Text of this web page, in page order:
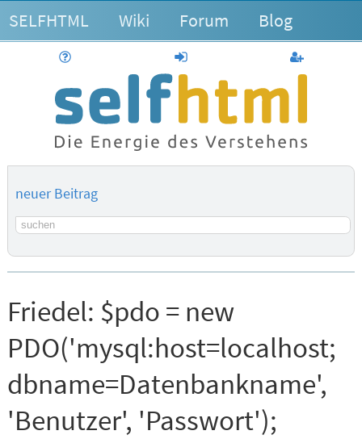
SELFHTML Wiki Forum Blog
anmelden
neuer Beitrag
Suchbegriff
Friedel: $pdo = new
PDO('mysql:host=localhost;
dbname=Datenbankname',
'Benutzer', 'Passwort');